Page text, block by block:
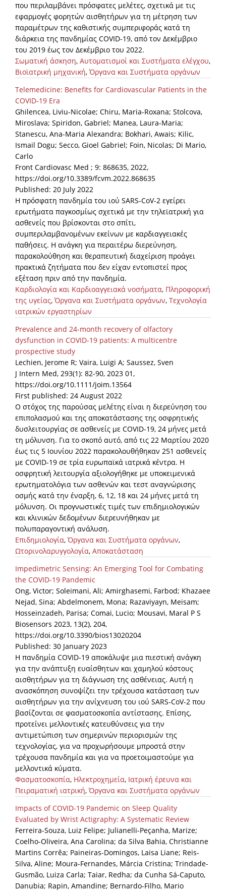
News
Events
Press Centre
"Innovation, Research & Technology" magazine
Helpdesks
Telephone & email Directory
Access to EKT
που περιλαμβάνει πρόσφατες μελέτες, σχετικά με τις
εφαρμογές φορητών αισθητήρων για τη μέτρηση των
παραμέτρων της καθιστικής συμπεριφοράς κατά τη
διάρκεια της πανδημίας COVID-19, από τον Δεκέμβριο
του 2019 έως τον Δεκέμβριο του 2022.
Σωματική άσκηση, Αυτοματισμοί και Συστήματα ελέγχου,
Βιοϊατρική μηχανική,Όργανα και Συστήματα οργάνων
Telemedicine: Benefits for Cardiovascular Patients in the
COVID-19 Era
Ghilencea, Liviu-Nicolae; Chiru, Maria-Roxana; Stolcova,
Miroslava; Spiridon, Gabriel; Manea, Laura-Maria;
Stanescu, Ana-Maria Alexandra; Bokhari, Awais; Kilic,
Ismail Dogu; Secco, Gioel Gabriel; Foin, Nicolas; Di Mario,
Carlo
Front Cardiovasc Med ; 9: 868635, 2022,
https://doi.org/10.3389/fcvm.2022.868635
Published: 20 July 2022
Η πρόσφατη πανδημία του ιού SARS-CoV-2 εγείρει
ερωτήματα παγκοσμίως σχετικά με την τηλεϊατρική για
ασθενείς που βρίσκονται στο σπίτι,
συμπεριλαμβανομένων εκείνων με καρδιαγγειακές
παθήσεις. Η ανάγκη για περαιτέρω διερεύνηση,
παρακολούθηση και θεραπευτική διαχείριση προάγει
πρακτικά ζητήματα που δεν είχαν εντοπιστεί προς
εξέταση πριν από την πανδημία.
Καρδιολογία και Καρδιοαγγειακά νοσήματα, Πληροφορική
της υγείας,Όργανα και Συστήματα οργάνων, Τεχνολογία
ιατρικών εργαστηρίων
Prevalence and 24-month recovery of olfactory
dysfunction in COVID-19 patients: A multicentre
prospective study
Lechien, Jerome R; Vaira, Luigi A; Saussez, Sven
J Intern Med, 293(1): 82-90, 2023 01,
https://doi.org/10.1111/joim.13564
First published: 24 August 2022
Ο στόχος της παρούσας μελέτης είναι η διερεύνηση του
επιπολασμού και της αποκατάστασης της οσφρητικής
δυσλειτουργίας σε ασθενείς με COVID-19, 24 μήνες μετά
τη μόλυνση. Για το σκοπό αυτό, από τις 22 Μαρτίου 2020
έως τις 5 Ιουνίου 2022 παρακολουθήθηκαν 251 ασθενείς
με COVID-19 σε τρία ευρωπαϊκά ιατρικά κέντρα. Η
οσφρητική λειτουργία αξιολογήθηκε με υποκειμενικά
ερωτηματολόγια των ασθενών και τεστ αναγνώρισης
οσμής κατά την έναρξη, 6, 12, 18 και 24 μήνες μετά τη
μόλυνση. Οι προγνωστικές τιμές των επιδημιολογικών
και κλινικών δεδομένων διερευνήθηκαν με
πολυπαραγοντική ανάλυση.
Επιδημιολογία,Όργανα και Συστήματα οργάνων,
Ωτορινολαρυγγολογία, Αποκατάσταση
Impedimetric Sensing: An Emerging Tool for Combating
the COVID-19 Pandemic
Ong, Victor; Soleimani, Ali; Amirghasemi, Farbod; Khazaee
Nejad, Sina; Abdelmonem, Mona; Razaviyayn, Meisam;
Hosseinzadeh, Parisa; Comai, Lucio; Mousavi, Maral P S
Biosensors 2023, 13(2), 204,
https://doi.org/10.3390/bios13020204
Published: 30 January 2023
Η πανδημία COVID-19 αποκάλυψε μια πιεστική ανάγκη
για την ανάπτυξη ευαίσθητων και χαμηλού κόστους
αισθητήρων για τη διάγνωση της ασθένειας. Αυτή η
ανασκόπηση συνοψίζει την τρέχουσα κατάσταση των
αισθητήρων για την ανίχνευση του ιού SARS-CoV-2 που
βασίζονται σε φασματοσκοπία αντίστασης. Επίσης,
προτείνει μελλοντικές κατευθύνσεις για την
αντιμετώπιση των σημερινών περιορισμών της
τεχνολογίας, για να προχωρήσουμε μπροστά στην
τρέχουσα πανδημία και για να προετοιμαστούμε για
μελλοντικά κύματα.
Φασματοσκοπία, Ηλεκτροχημεία, Ιατρική έρευνα και
Πειραματική ιατρική,Όργανα και Συστήματα οργάνων
Impacts of COVID-19 Pandemic on Sleep Quality
Evaluated by Wrist Actigraphy: A Systematic Review
Ferreira-Souza, Luiz Felipe; Julianelli-Peçanha, Marize;
Coelho-Oliveira, Ana Carolina; da Silva Bahia, Christianne
Martins Corrêa; Paineiras-Domingos, Laisa Liane; Reis-
Silva, Aline; Moura-Fernandes, Márcia Cristina; Trindade-
Gusmão, Luiza Carla; Taiar, Redha; da Cunha Sá-Caputo,
Danubia; Rapin, Amandine; Bernardo-Filho, Mario